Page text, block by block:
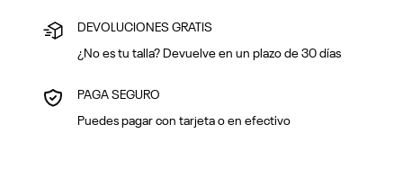
DEVOLUCIONES GRATIS
¿No es tu talla? Devuelve en un plazo de 30 días
PAGA SEGURO
Puedes pagar con tarjeta o en efectivo